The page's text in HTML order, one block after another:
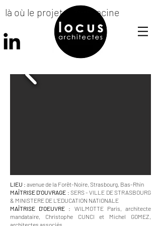
là où le projet prend racine
LIEU : avenue de la Forêt-Noire, Strasbourg, Bas-Rhin
MAÎTRISE D'OUVRAGE : SERS - VILLE DE STRASBOURG
& MINISTERE DE L'EDUCATION NATIONALE
MAÎTRISE D'OEUVRE : WILMOTTE Paris, architecte
mandataire, Christophe CUNCI et Michel GOMEZ,
architectes associés